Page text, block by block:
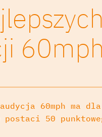
60mph
60mph ma
postaci 50